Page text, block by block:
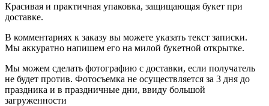
Красивая и практичная упаковка, защищающая букет при
доставке.
В комментариях к заказу вы можете указать текст записки.
Мы аккуратно напишем его на милой букетной открытке.
Мы можем сделать фотографию с доставки, если получатель
не будет против. Фотосъемка не осуществляется за 3 дня до
праздника и в праздничные дни, ввиду большой
загруженности